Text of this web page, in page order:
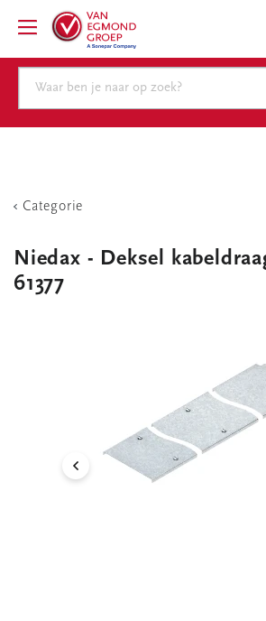
Categorie
Niedax - Deksel
61377